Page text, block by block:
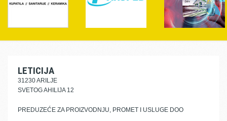
LETICIJA
31230 ARILJE
SVETOG AHILIJA 12
PREDUZEĆE ZA PROIZVODNJU, PROMET I USLUGE DOO